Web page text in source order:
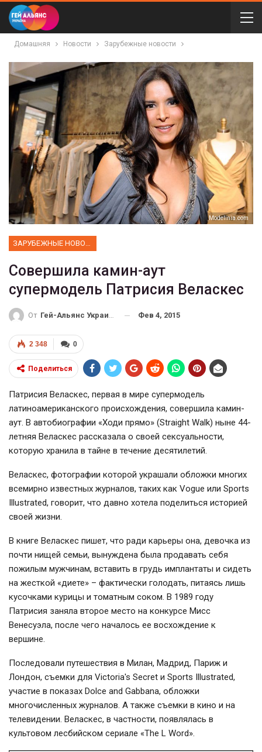
Домашняя Новости Зарубежные новости
Мodelinia.com
Совершила камин-аут
супермодель Патрисия Веласкес
От Гей-Альянс Украина Фев 4, 2015
0
2 348
Поделиться
Патрисия Веласкес, первая в мире супермодель
латиноамериканского происхождения, совершила камин-
аут. В автобиографии «Ходи прямо» (Straight Walk) ныне 44-
летняя Веласкес рассказала о своей сексуальности,
которую хранила в тайне в течение десятилетий.
Веласкес, фотографии которой украшали обложки многих
всемирно известных журналов, таких как Vogue или Sports
Illustrated, говорит, что давно хотела поделиться историей
своей жизни.
В книге Веласкес пишет, что ради карьеры она, девочка из
почти нищей семьи, вынуждена была продавать себя
пожилым мужчинам, вставить в грудь имплантаты и сидеть
на жесткой «диете» – фактически голодать, питаясь лишь
кусочками курицы и томатным соком. В 1989 году
Патрисия заняла второе место на конкурсе Мисс
Венесуэла, после чего началось ее восхождение к
вершине.
Последовали путешествия в Милан, Мадрид, Париж и
Лондон, съемки для Victoria's Secret и Sports Illustrated,
участие в показах Dolce and Gabbana, обложки
многочисленных журналов. А также съемки в кино и на
телевидении. Веласкес, в частности, появлялась в
культовом лесбийском сериале «The L Word».